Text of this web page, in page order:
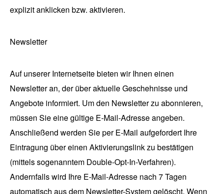
explizit anklicken bzw. aktivieren.
Newsletter
Auf unserer Internetseite bieten wir Ihnen einen
Newsletter an, der über aktuelle Geschehnisse und
Angebote informiert. Um den Newsletter zu abonnieren,
müssen Sie eine gültige E-Mail-Adresse angeben.
Anschließend werden Sie per E-Mail aufgefordert Ihre
Eintragung über einen Aktivierungslink zu bestätigen
(mittels sogenanntem Double-Opt-In-Verfahren).
Andernfalls wird Ihre E-Mail-Adresse nach 7 Tagen
automatisch aus dem Newsletter-System gelöscht. Wenn